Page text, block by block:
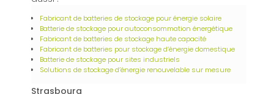
Fabricant de batteries de stockage pour énergie solaire
Batterie de stockage pour autoconsommation énergétique
Fabricant de batteries de stockage haute capacité
Fabricant de batteries pour stockage d’énergie domestique
Batterie de stockage pour sites industriels
Solutions de stockage d’énergie renouvelable sur mesure
Strasbourg